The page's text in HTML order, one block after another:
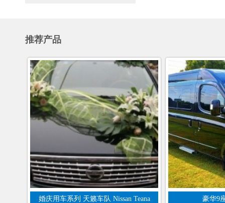
推荐产品
婚庆用车系列 天籁车队 Nissan Teana 豪华9